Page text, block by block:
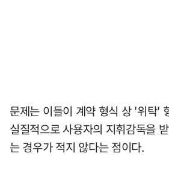
문제는 이들이 계약 형식 상 '위탁'
실질적으로 사용자의 지휘감독을
는 경우가 적지 않다는 점이다.